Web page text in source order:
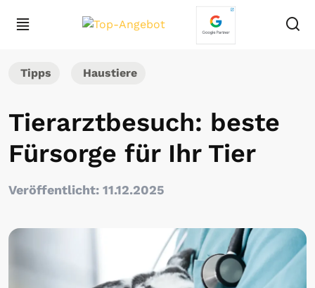
Tipps Haustiere
Tierarztbesuch: beste
Fürsorge für Ihr Tier
Veröffentlicht: 11.12.2025